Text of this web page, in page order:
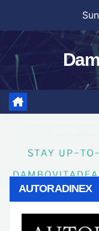
content
AUTORADINEX